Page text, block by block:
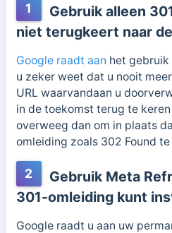
1
Gebruik alleen
niet terugkeert naar
Google raadt aan het gebruik
u zeker weet dat u nooit
URL waarvandaan u
in de toekomst terug te keren
overweeg dan om in plaats
omleiding zoals 302 Found
2
Gebruik Meta
301-omleiding kunt
Google raadt u aan uw